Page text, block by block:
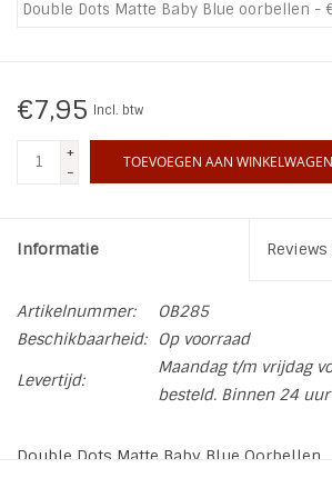
SALE
Blog
€7,95 Incl. btw
+
-
TOEVOEGEN AAN WINKELWAGEN
Informatie Reviews
Artikelnummer:
OB285
Beschikbaarheid:
Op voorraad
Levertijd:
Maandag t/m vrijdag
besteld. Binnen 24
Double Dots Matte Baby Blue Oorbellen